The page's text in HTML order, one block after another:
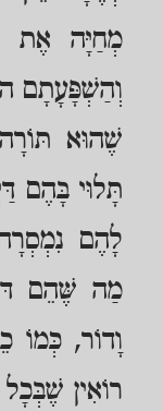
מְחַיָּה אֶת
וְהַשְׁפָּעָתָם
שֶׁהוּא
תָּלוּי בָּהֶם
לָהֶם
מַה שֶּׁהֵם
וָדוֹר, כְּמוֹ
רוֹאִין